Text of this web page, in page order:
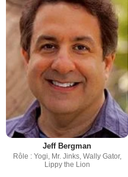
Jeff Bergman
Rôle : Yogi, Mr. Jinks, Wally Gator,
Lippy the Lion